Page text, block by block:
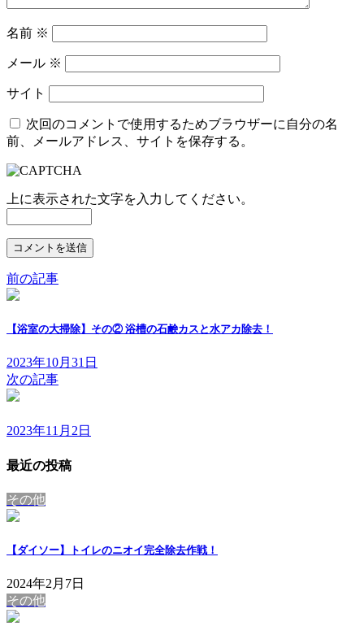
名前 ※
メール ※
サイト
次回のコメントで使用するためブラウザーに自分の名
前、メールアドレス、サイトを保存する。
上に表示された文字を入力してください。
前の記事
【浴室の大掃除】その② 浴槽の石鹸カスと水アカ除去！
2023年10月31日
次の記事
2023年11月2日
最近の投稿
その他
【ダイソー】トイレのニオイ完全除去作戦！
2024年2月7日
その他